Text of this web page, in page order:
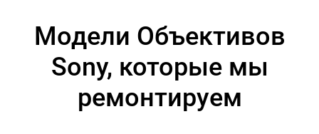
Модели Объективов
Sony, которые мы
ремонтируем